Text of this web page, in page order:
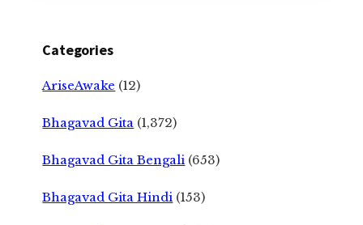
Categories
AriseAwake (12)
Bhagavad Gita (1,372)
Bhagavad Gita Bengali (653)
Bhagavad Gita Hindi (153)